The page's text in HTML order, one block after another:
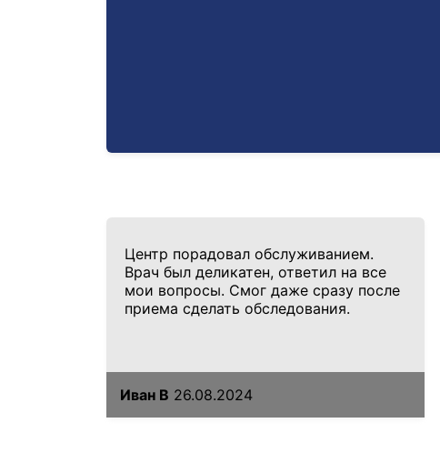
Центр порадовал обслуживанием.
Врач был деликатен, ответил на все
мои вопросы. Смог даже сразу после
приема сделать обследования.
Иван В 26.08.2024